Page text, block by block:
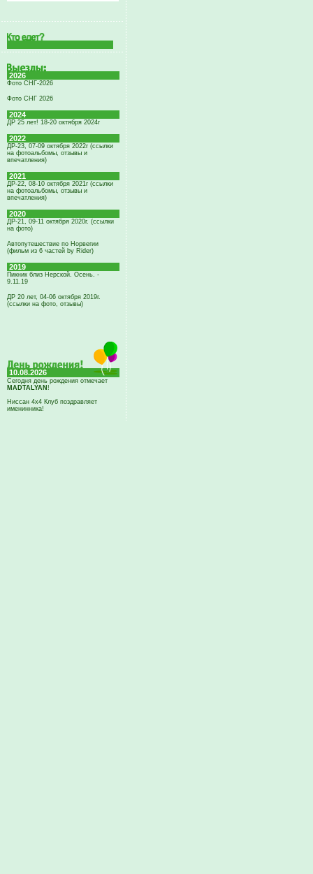
2026
Фото СНГ-2026
Фото СНГ 2026
2024
ДР 25 лет! 18-20 октября 2024г
2022
ДР-23, 07-09 октября 2022г (ссылки
на фотоальбомы, отзывы и
впечатления)
2021
ДР-22, 08-10 октября 2021г (ссылки
на фотоальбомы, отзывы и
впечатления)
2020
ДР-21, 09-11 октября 2020г. (ссылки
на фото)
Автопутешествие по Норвегии
(фильм из 6 частей by Rider)
2019
Пикник близ Нерской. Осень. -
9.11.19
ДР 20 лет, 04-06 октября 2019г.
(ссылки на фото, отзывы)
10.08.2026
Сегодня день рождения отмечает
MADTALYAN !
Ниссан 4х4 Клуб поздравляет
именинника!